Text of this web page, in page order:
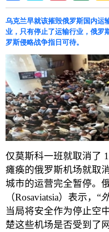
乌克兰早就该摧毁俄罗斯国内运
业，只有停止了运输行业，俄罗
罗斯侵略战争指日可待。
仅莫斯科一班就取消了
瘫痪的俄罗斯机场就取
城市的运营完全暂停。
（Rosaviatsia） 表示， “
当局将安全作为停止空
楚这些机场是否受到了